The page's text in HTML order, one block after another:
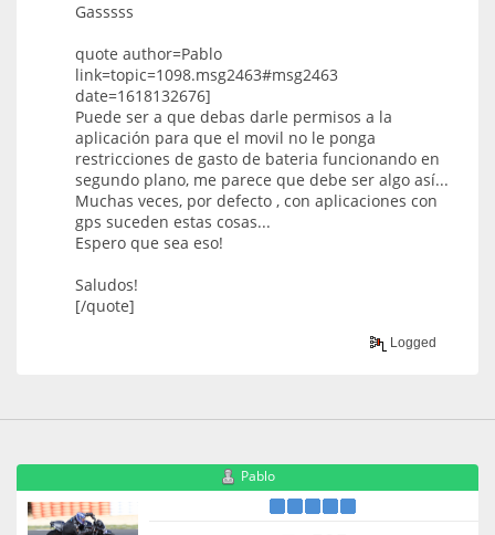
Gasssss
quote author=Pablo
link=topic=1098.msg2463#msg2463
date=1618132676]
Puede ser a que debas darle permisos a la
aplicación para que el movil no le ponga
restricciones de gasto de bateria funcionando en
segundo plano, me parece que debe ser algo así...
Muchas veces, por defecto , con aplicaciones con
gps suceden estas cosas...
Espero que sea eso!
Saludos!
[/quote]
Logged
Pablo